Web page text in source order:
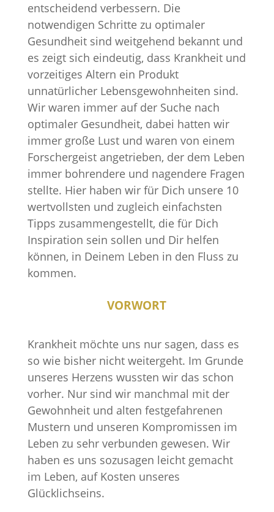
entscheidend verbessern. Die
notwendigen Schritte zu optimaler
Gesundheit sind weitgehend bekannt und
es zeigt sich eindeutig, dass Krankheit und
vorzeitiges Altern ein Produkt
unnatürlicher Lebensgewohnheiten sind.
Wir waren immer auf der Suche nach
optimaler Gesundheit, dabei hatten wir
immer große Lust und waren von einem
Forschergeist angetrieben, der dem Leben
immer bohrendere und nagendere Fragen
stellte. Hier haben wir für Dich unsere 10
wertvollsten und zugleich einfachsten
Tipps zusammengestellt, die für Dich
Inspiration sein sollen und Dir helfen
können, in Deinem Leben in den Fluss zu
kommen.
VORWORT
Krankheit möchte uns nur sagen, dass es
so wie bisher nicht weitergeht. Im Grunde
unseres Herzens wussten wir das schon
vorher. Nur sind wir manchmal mit der
Gewohnheit und alten festgefahrenen
Mustern und unseren Kompromissen im
Leben zu sehr verbunden gewesen. Wir
haben es uns sozusagen leicht gemacht
im Leben, auf Kosten unseres
Glücklichseins.